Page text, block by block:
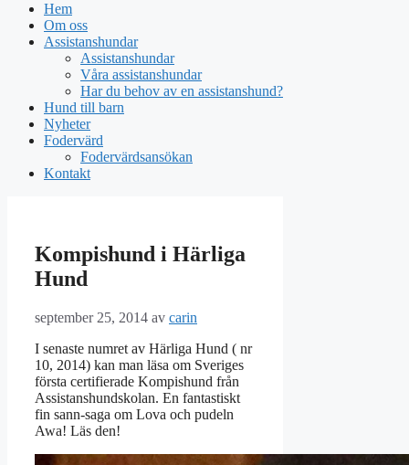
Hem
Om oss
Assistanshundar
Assistanshundar
Våra assistanshundar
Har du behov av en assistanshund?
Hund till barn
Nyheter
Fodervärd
Fodervärdsansökan
Kontakt
Kompishund i Härliga
Hund
september 25, 2014 av carin
I senaste numret av Härliga Hund ( nr
10, 2014) kan man läsa om Sveriges
första certifierade Kompishund från
Assistanshundskolan. En fantastiskt
fin sann-saga om Lova och pudeln
Awa! Läs den!